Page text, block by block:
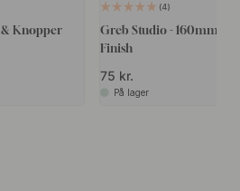
Knopper
4
Greb Studio - 160mm -
Finish
75 kr.
På lager